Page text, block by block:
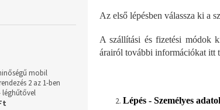
mobil
2 az 1-ben
léghűtővel
Az első lépésben válassza ki a
A szállítási és fizetési módok
árairól további információkat itt
Lépés - Személyes